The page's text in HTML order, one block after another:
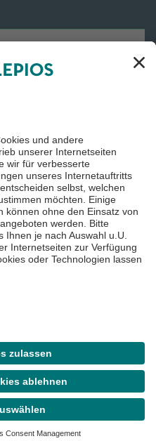
Menü
Co. KGaA 2026